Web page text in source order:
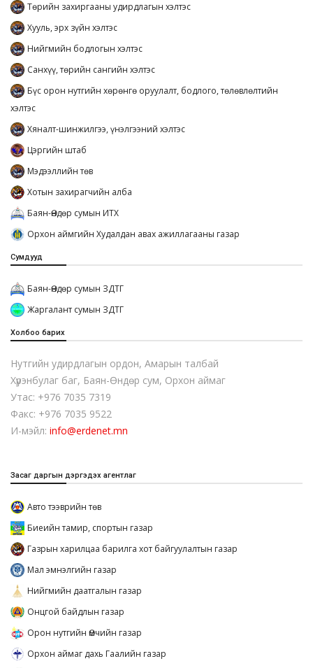
Төрийн захиргааны удирдлагын хэлтэс
Хууль, эрх зүйн хэлтэс
Нийгмийн бодлогын хэлтэс
Санхүү, төрийн сангийн хэлтэс
Бүс орон нутгийн хөрөнгө оруулалт, бодлого, төлөвлөлтийн
хэлтэс
Хяналт-шинжилгээ, үнэлгээний хэлтэс
Цэргийн штаб
Мэдээллийн төв
Хотын захирагчийн алба
Баян-Өндөр сумын ИТХ
Орхон аймгийн Худалдан авах ажиллагааны газар
Сумдууд
Баян-Өндөр сумын ЗДТГ
Жаргалант сумын ЗДТГ
Холбоо барих
Нутгийн удирдлагын ордон, Амарын талбай
Хүрэнбулаг баг, Баян-Өндөр сум, Орхон аймаг
Утас: +976 7035 7319
Факс: +976 7035 9522
И-мэйл: info@erdenet.mn
Засаг даргын дэргэдэх агентлаг
Авто тээврийн төв
Биеийн тамир, спортын газар
Газрын харилцаа барилга хот байгуулалтын газар
Мал эмнэлгийн газар
Нийгмийн даатгалын газар
Онцгой байдлын газар
Орон нутгийн Өмчийн газар
Орхон аймаг дахь Гаалийн газар